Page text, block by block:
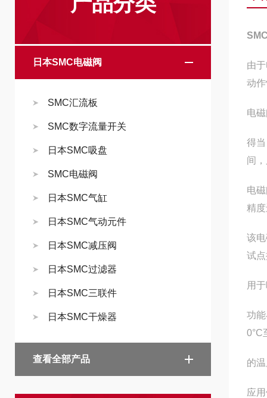
日本SMC电磁阀
SMC汇流板
SMC数字流量开关
日本SMC吸盘
SMC电磁阀
日本SMC气缸
日本SMC气动元件
日本SMC减压阀
日本SMC过滤器
日本SMC三联件
日本SMC干燥器
查看全部产品
由
动
电
得
间
电
精
该
试
用
功
0°C
的
应